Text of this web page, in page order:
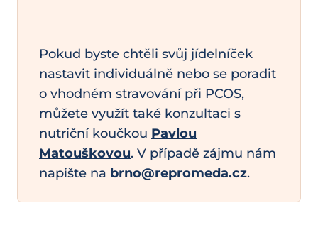
Pokud byste chtěli svůj jídelníček
nastavit individuálně nebo se poradit
o vhodném stravování při PCOS,
můžete využít také konzultaci s
nutriční koučkou Pavlou
Matouškovou. V případě zájmu nám
napište na brno@repromeda.cz.